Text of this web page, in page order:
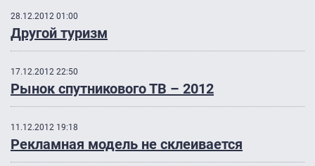
28.12.2012 01:00
Другой туризм
17.12.2012 22:50
Рынок спутникового ТВ – 2012
11.12.2012 19:18
Рекламная модель не склеивается